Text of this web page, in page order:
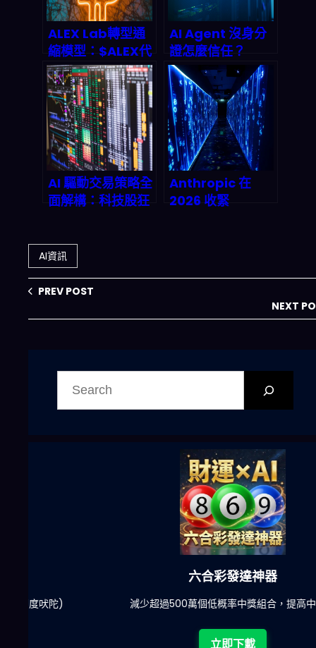
ALEX Lab轉型通
縮模型：$ALEX代
幣回購燒毀機制與
2026年Stacks生
態價值前景
AI Agent 沒身分
證怎麼信任？
Infoblox與
GoDaddy聯手打
造DNS身份驗證新
標準，終結代理人
偽造與數據污染亂
象
AI 驅動交易策略全
面解構：科技股狂
徑
Anthropic 在
2026 收緊
AI資訊
PREV POST
NEXT
六合彩發達神器
減少超過500萬個低概率中獎組合，提高中獎率